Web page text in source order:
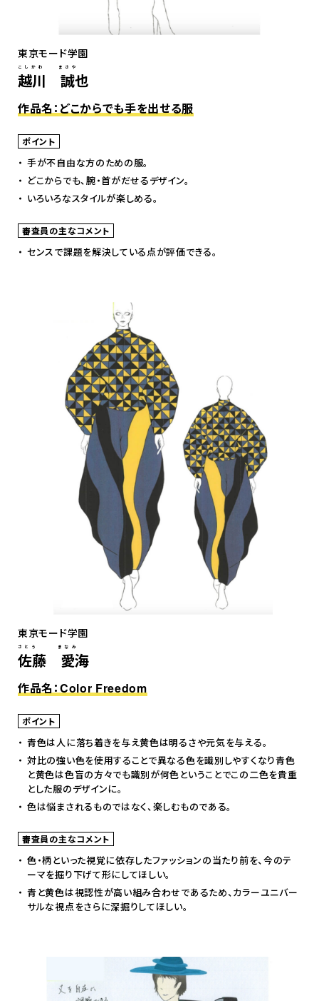
東京モード学園
越川 誠也
こしかわ まさや
作品名：どこからでも手を出せる服
ポイント
手が不自由な方のための服。
どこからでも、腕・首がだせるデザイン。
いろいろなスタイルが楽しめる。
審査員の主なコメント
センスで課題を解決している点が評価できる。
東京モード学園
佐藤 愛海
さとう まなみ
作品名：Color Freedom
ポイント
青色は人に落ち着きを与え黄色は明るさや元気を与える。
対比の強い色を使用することで異なる色を識別しやすくなり青色
と黄色は色盲の方々でも識別が何色ということでこの二色を貴重
とした服のデザインに。
色は悩まされるものではなく、楽しむものである。
審査員の主なコメント
色・柄といった視覚に依存したファッションの当たり前を、今のテ
ーマを掘り下げて形にしてほしい。
青と黄色は視認性が高い組み合わせであるため、カラーユニバー
サルな視点をさらに深掘りしてほしい。